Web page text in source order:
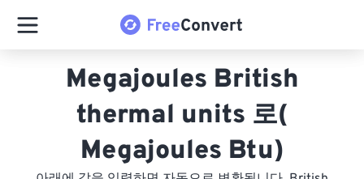
Megajoules British
thermal units 로(
Megajoules Btu)